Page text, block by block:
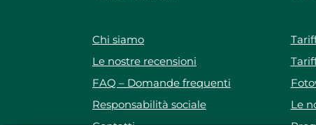
Chi siamo
Le nostre recensioni
FAQ – Domande frequenti
Responsabilità sociale
Le